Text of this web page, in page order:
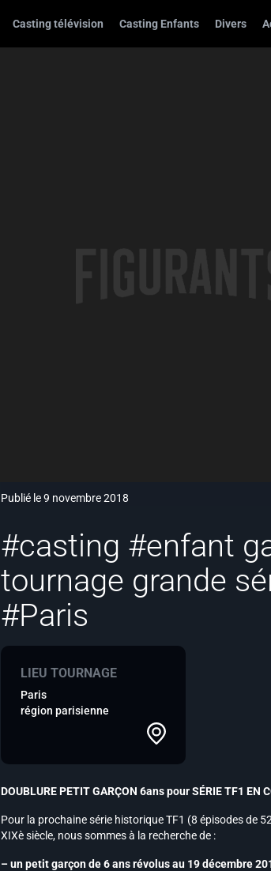
Casting télévision Casting Enfants Divers
Publié le 9 novembre 2018
#casting #enfant
tournage grande
#Paris
LIEU TOURNAGE
Paris
région parisienne
DOUBLURE PETIT GARÇON 6ans pour SÉRIE TF1 EN
Pour la prochaine série historique TF1 (8 épisodes de
XIXè siècle, nous sommes à la recherche de :
– un petit garçon de 6 ans révolus au 19 décembre